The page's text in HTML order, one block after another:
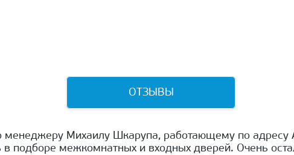
ОТЗЫВЫ
менеджеру Михаилу Шкарупа, работающему по адресу
подборе межкомнатных и входных дверей. Очень